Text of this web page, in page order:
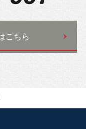
こちら